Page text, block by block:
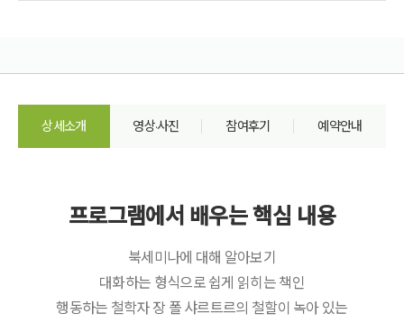
상세소개 영상·사진 참여후기 예약안내
프로그램에서 배우는 핵심 내용
북세미나에 대해 알아보기
대화하는 형식으로 쉽게 읽히는 책인
행동하는 철학자 장 폴 샤르트르의 철할이 녹아 있는